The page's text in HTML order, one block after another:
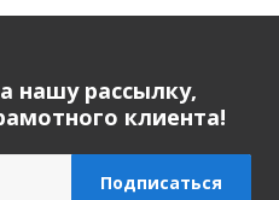
нашу рассылку,
клиента!